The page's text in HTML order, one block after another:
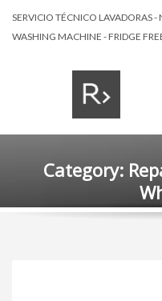
SERVICIO TÉCNICO LAVADORAS
WASHING MACHINE - FRIDGE
Category: